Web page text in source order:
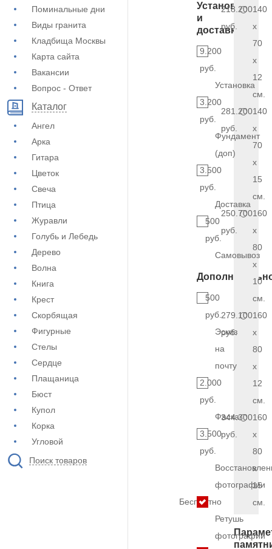
Поминальные дни
Виды гранита
Кладбища Москвы
Карта сайта
Вакансии
Вопрос - Ответ
Каталог
Ангел
Арка
Гитара
Цветок
Свеча
Птица
Журавли
Голубь и Лебедь
Дерево
Волна
Книга
Крест
Скорбящая
Фигурные
Стелы
Сердце
Плащаница
Бюст
Купол
Корка
Угловой
Поиск товаров
Установка
и
доставка
9.200
руб.
Установка
3.200
руб.
Фундамент
(доп)
3.500
руб.
Доставка
500
руб.
Самовывоз
500
руб.
Эскиз
на
почту
2.000
руб.
Фаска
3.500
руб.
фотографии
Бесплатно
Ретушь
фотографии
218.200
руб.
140
x
70
x
12
см.
281.200
руб.
140
x
70
x
15
см.
250.700
руб.
160
x
80
x
10
см.
279.100
руб.
160
x
80
x
12
см.
344.300
руб.
160
x
80
x
15
см.